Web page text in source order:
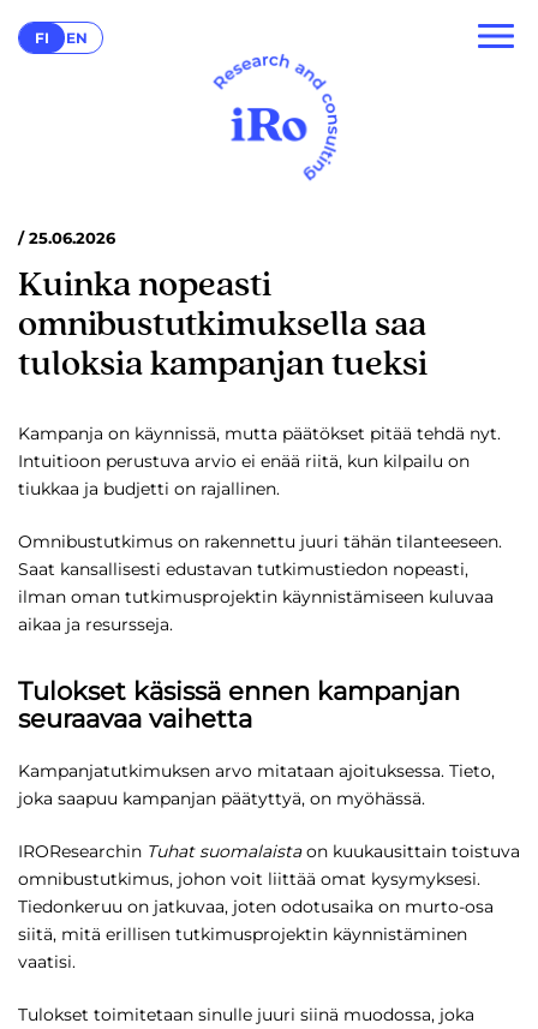
FI EN
/ 25.06.2026
Kuinka nopeasti
omnibustutkimuksella saa
tuloksia kampanjan tueksi
Kampanja on käynnissä, mutta päätökset pitää tehdä nyt.
Intuitioon perustuva arvio ei enää riitä, kun kilpailu on
tiukkaa ja budjetti on rajallinen.
Omnibustutkimus on rakennettu juuri tähän tilanteeseen.
Saat kansallisesti edustavan tutkimustiedon nopeasti,
ilman oman tutkimusprojektin käynnistämiseen kuluvaa
aikaa ja resursseja.
Tulokset käsissä ennen kampanjan
seuraavaa vaihetta
Kampanjatutkimuksen arvo mitataan ajoituksessa. Tieto,
joka saapuu kampanjan päätyttyä, on myöhässä.
IROResearchin Tuhat suomalaistaon kuukausittain toistuva
omnibustutkimus, johon voit liittää omat kysymyksesi.
Tiedonkeruu on jatkuvaa, joten odotusaika on murto-osa
siitä, mitä erillisen tutkimusprojektin käynnistäminen
vaatisi.
Tulokset toimitetaan sinulle juuri siinä muodossa, joka